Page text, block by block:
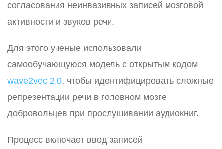
согласования неинвазивных записей мозговой
активности и звуков речи.
Для этого ученые использовали
самообучающуюся модель с открытым кодом
wave2vec 2.0, чтобы идентифицировать сложные
репрезентации речи в головном мозге
добровольцев при прослушивании аудиокниг.
Процесс включает ввод записей